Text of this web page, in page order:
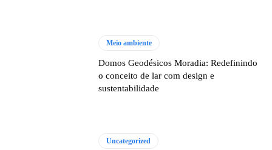
Meio ambiente
Domos Geodésicos Moradia: Redefinindo
o conceito de lar com design e
sustentabilidade
Uncategorized